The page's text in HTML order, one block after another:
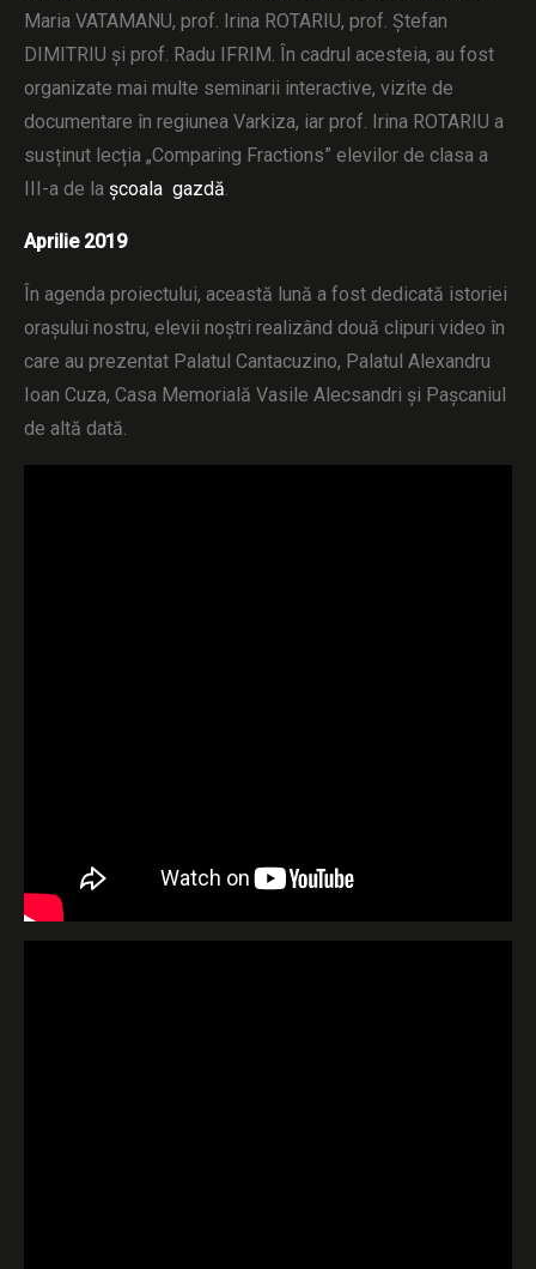
Maria VATAMANU, prof. Irina ROTARIU, prof. Ștefan
DIMITRIU și prof. Radu IFRIM. În cadrul acesteia, au fost
organizate mai multe seminarii interactive, vizite de
documentare în regiunea Varkiza, iar prof. Irina ROTARIU a
susținut lecția „Comparing Fractions” elevilor de clasa a
III-a de la școala gazdă.
Aprilie 2019
În agenda proiectului, această lună a fost dedicată istoriei
orașului nostru, elevii noștri realizând două clipuri video în
care au prezentat Palatul Cantacuzino, Palatul Alexandru
Ioan Cuza, Casa Memorială Vasile Alecsandri și Pașcaniul
de altă dată.